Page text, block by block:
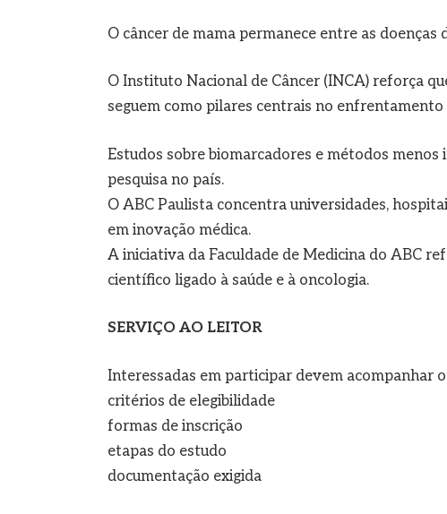
O câncer de mama permanece entre as
O Instituto Nacional de Câncer (INCA) reforça
seguem como pilares centrais no enfrentamento
Estudos sobre biomarcadores e métodos
pesquisa no país.
O ABC Paulista concentra universidades,
em inovação médica.
A iniciativa da Faculdade de Medicina do ABC
científico ligado à saúde e à oncologia.
SERVIÇO AO LEITOR
Interessadas em participar devem acompanhar
critérios de elegibilidade
formas de inscrição
etapas do estudo
documentação exigida